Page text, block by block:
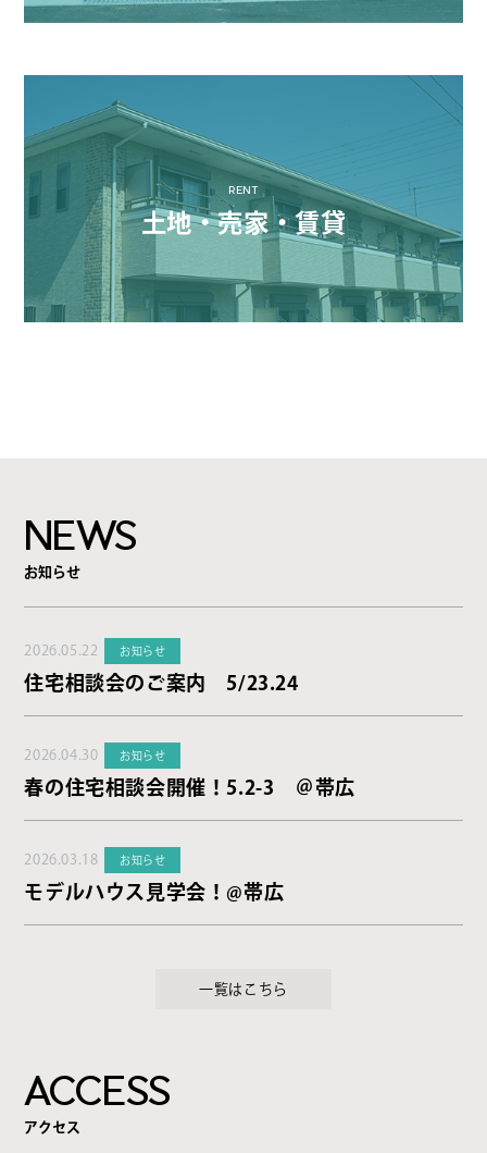
RENT
土地・売家・賃貸
NEWS
お知らせ
2026.05.22 お知らせ
住宅相談会のご案内 5/23.24
2026.04.30 お知らせ
春の住宅相談会開催！5.2-3 ＠帯広
2026.03.18 お知らせ
モデルハウス見学会！@帯広
一覧はこちら
ACCESS
アクセス